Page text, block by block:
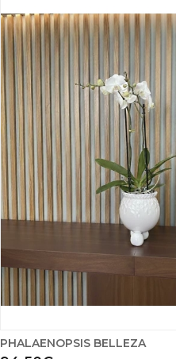
PHALAENOPSIS BELLEZA